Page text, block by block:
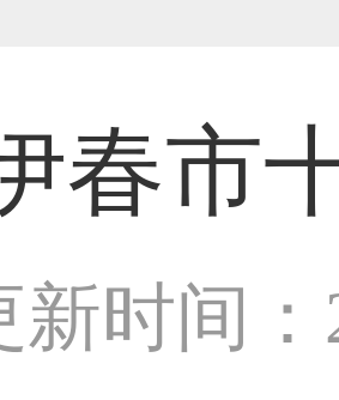
春市
设
新时间：